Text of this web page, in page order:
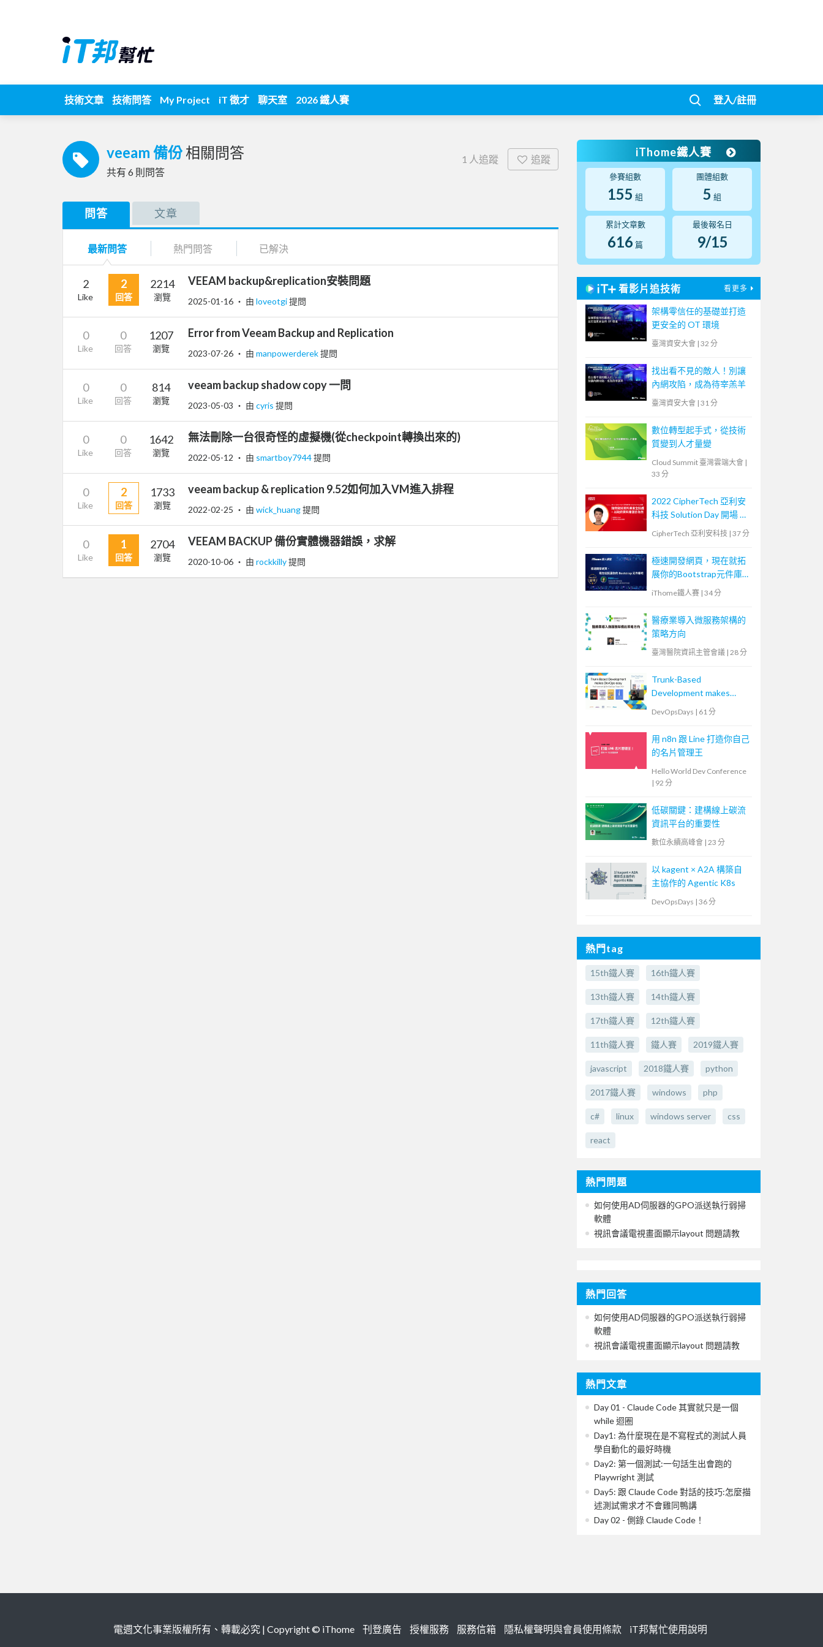
技術文章 技術問答 My Project iT 徵才 聊天室 2026 鐵人賽 登入/註冊
veeam 備份 相關問答
共有 6 則問答
1 人追蹤 追蹤
問答 文章
最新問答 熱門問答 已解決
2
Like
2
回答
2214
瀏覽
VEEAM backup&replication安裝問題
2025-01-16 ‧ 由 loveotgi提問
0
Like
0
回答
1207
瀏覽
Error from Veeam Backup and Replication
2023-07-26 ‧ 由 manpowerderek提問
0
Like
0
回答
814
瀏覽
veeam backup shadow copy 一問
2023-05-03 ‧ 由 cyris 提問
0
Like
0
回答
1642
瀏覽
無法刪除一台很奇怪的虛擬機(從checkpoint轉換出來的)
2022-05-12 ‧ 由 smartboy7944提問
0
Like
2
回答
1733
瀏覽
veeam backup & replication 9.52如何加入VM進入排程
2022-02-25 ‧ 由 wick_huang提問
0
Like
1
回答
2704
瀏覽
VEEAM BACKUP 備份實體機器錯誤，求解
2020-10-06 ‧ 由 rockkilly提問
iThome鐵人賽
參賽組數
155 組
團體組數
5 組
累計文章數
616 篇
最後報名日
9/15
看影片追技術 看更多
架構零信任的基礎並打造
更安全的 OT 環境
臺灣資安大會 | 32 分
找出看不見的敵人！別讓
內網攻陷，成為待宰羔羊
臺灣資安大會 | 31 分
數位轉型起手式，從技術
質變到人才量變
Cloud Summit 臺灣雲端大會 |
33 分
2022 CipherTech 亞利安
科技 Solution Day 開場 &
議程 - 如何做好資料庫安
診為例
CipherTech 亞利安科技 | 37 分
極速開發網頁，現在就拓
展你的Bootstrap元件庫
iThome鐵人賽 | 34 分
醫療業導入微服務架構的
策略方向
臺灣醫院資訊主管會議 | 28 分
Trunk-Based
Development makes
DevOpsDays | 61 分
用 n8n 跟 Line 打造你自己
的名片管理王
Hello World Dev Conference
| 92 分
低碳關鍵：建構線上碳流
資訊平台的重要性
數位永續高峰會 | 23 分
以 kagent × A2A 構築自
主協作的 Agentic K8s
DevOpsDays | 36 分
熱門tag
15th鐵人賽 16th鐵人賽
13th鐵人賽 14th鐵人賽
17th鐵人賽 12th鐵人賽
11th鐵人賽 鐵人賽 2019鐵人賽
javascript 2018鐵人賽 python
2017鐵人賽 windows php
c# linux windows server css
react
熱門問題
如何使用AD伺服器的GPO派送執行弱掃
軟體
視訊會議電視畫面顯示layout 問題請教
熱門回答
如何使用AD伺服器的GPO派送執行弱掃
軟體
視訊會議電視畫面顯示layout 問題請教
熱門文章
Day 01 - Claude Code 其實就只是一個
while 迴圈
Day1: 為什麼現在是不寫程式的測試人員
學自動化的最好時機
Day2: 第一個測試:一句話生出會跑的
Playwright 測試
Day5: 跟 Claude Code 對話的技巧:怎麼描
述測試需求才不會雞同鴨講
Day 02 - 側錄 Claude Code！
電週文化事業版權所有、轉載必究 | Copyright © iThome 刊登廣告 授權服務 服務信箱 隱私權聲明與會員使用條款 iT邦幫忙使用說明